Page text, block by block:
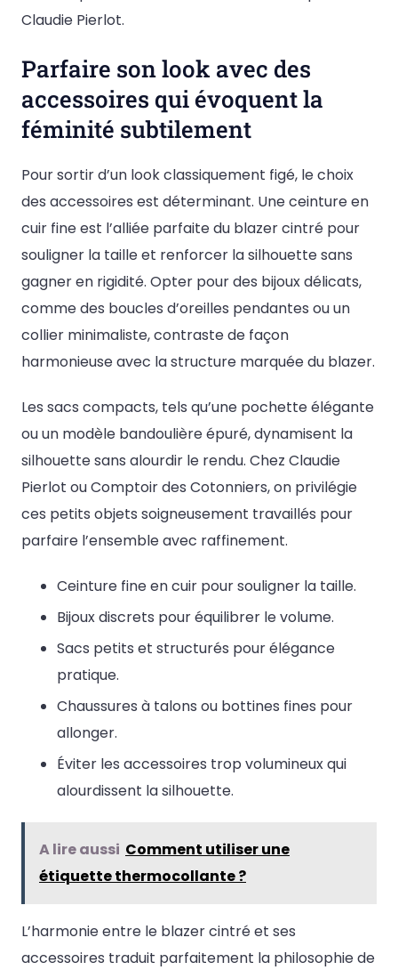
Claudie Pierlot.
Parfaire son look avec des
accessoires qui évoquent la
féminité subtilement
Pour sortir d’un look classiquement figé, le choix
des accessoires est déterminant. Une ceinture en
cuir fine est l’alliée parfaite du blazer cintré pour
souligner la taille et renforcer la silhouette sans
gagner en rigidité. Opter pour des bijoux délicats,
comme des boucles d’oreilles pendantes ou un
collier minimaliste, contraste de façon
harmonieuse avec la structure marquée du blazer.
Les sacs compacts, tels qu’une pochette élégante
ou un modèle bandoulière épuré, dynamisent la
silhouette sans alourdir le rendu. Chez Claudie
Pierlot ou Comptoir des Cotonniers, on privilégie
ces petits objets soigneusement travaillés pour
parfaire l’ensemble avec raffinement.
Ceinture fine en cuir pour souligner la taille.
Bijoux discrets pour équilibrer le volume.
Sacs petits et structurés pour élégance
pratique.
Chaussures à talons ou bottines fines pour
allonger.
Éviter les accessoires trop volumineux qui
alourdissent la silhouette.
A lire aussi Comment utiliser une
étiquette thermocollante ?
L’harmonie entre le blazer cintré et ses
accessoires traduit parfaitement la philosophie de